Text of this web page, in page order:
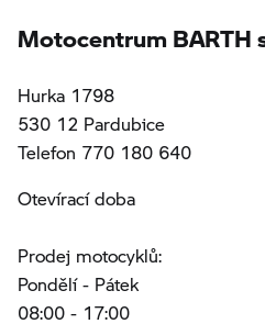
Motocentrum BARTH
Hurka 1798
530 12 Pardubice
Telefon 770 180 640
Otevírací doba
Prodej motocyklů:
Pondělí - Pátek
08:00 - 17:00